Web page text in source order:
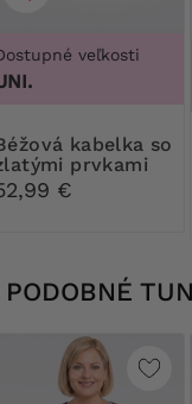
veľkosti
so
prvkami
€
50, 52,
PODOBNÉ